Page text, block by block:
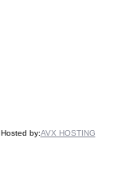
Hosted by:AVX HOSTING